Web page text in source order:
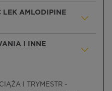
LEK AMLODIPINE
I INNE
CIĄŻA I TRYMESTR -